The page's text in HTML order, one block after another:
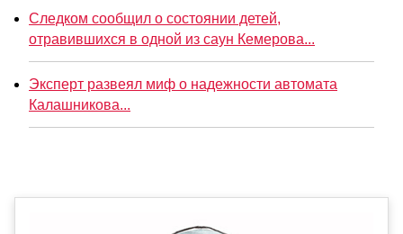
Следком сообщил о состоянии детей,
отравившихся в одной из саун Кемерова...
Эксперт развеял миф о надежности автомата
Калашникова...